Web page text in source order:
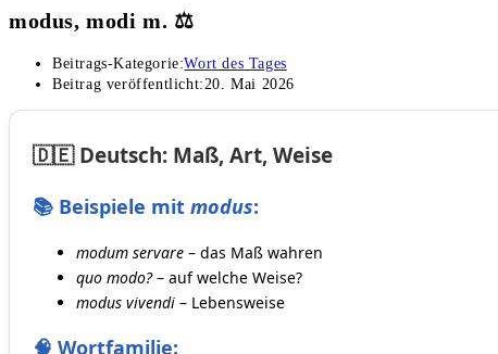
modus, modi m. ⚖️
Beitrags-Kategorie:Wort des Tages
Beitrag veröffentlicht:20. Mai 2026
🇩🇪 Deutsch: Maß, Art, Weise
📚 Beispiele mit modus:
modum servare – das Maß wahren
quo modo?– auf welche Weise?
modus vivendi – Lebensweise
🧠 Wortfamilie: